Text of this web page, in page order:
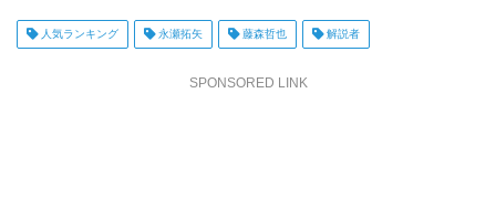
人気ランキング 永瀬拓矢 藤森哲也 解説者
SPONSORED LINK